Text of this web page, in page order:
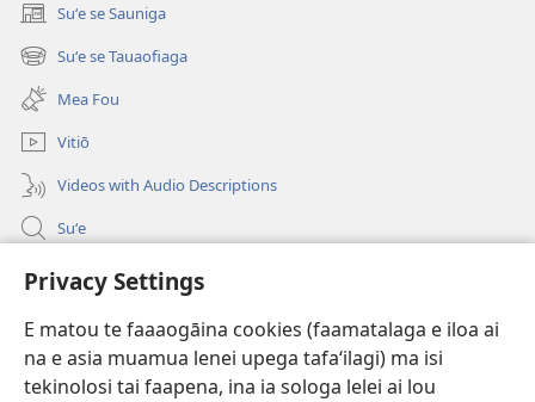
Privacy Settings
E matou te faaaogāina cookies (faamatalaga e iloa ai
na e asia muamua lenei upega tafaʻilagi) ma isi
tekinolosi tai faapena, ina ia sologa lelei ai lou
Suʻe se Sauniga
(tatala
se
isi
polokalame)
Suʻe se Tauaofiaga
(tatala
se
isi
polokalame)
Mea Fou
Vitiō
Videos with Audio Descriptions
Suʻe
Faamatalaga mo Ofisa o le Malo
(tatala